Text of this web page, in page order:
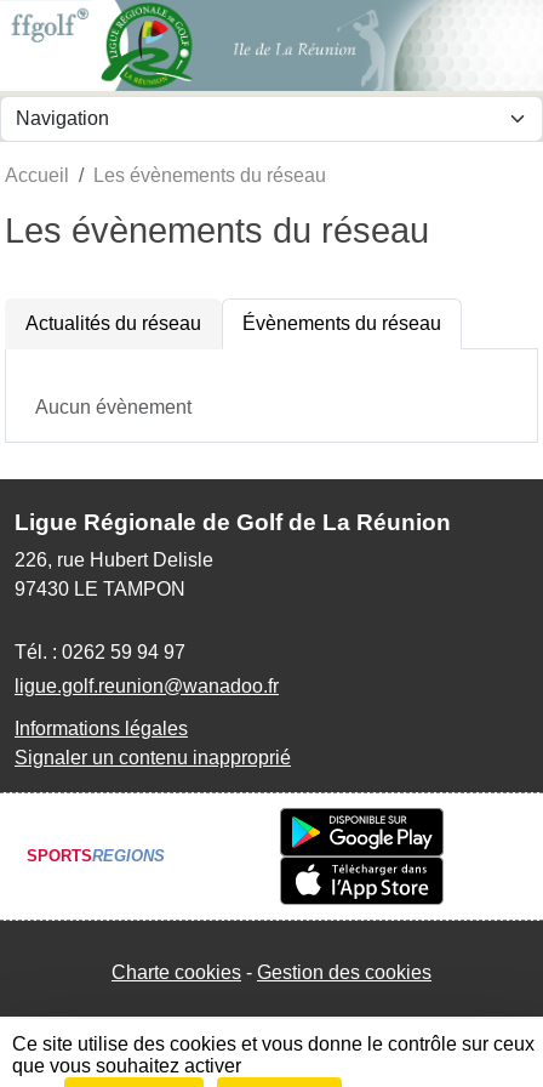
Accueil Les évènements du réseau
Les évènements du réseau
Actualités du réseau Évènements du réseau
Aucun évènement
Ligue Régionale de Golf de La Réunion
226, rue Hubert Delisle
97430 LE TAMPON
Tél. : 0262 59 94 97
ligue.golf.reunion@wanadoo.fr
Informations légales
Signaler un contenu inapproprié
SPORTSREGIONS
Charte cookies Gestion des cookies
Panneau de gestion des cookies
Ce site utilise des cookies et vous donne le contrôle sur ceux
que vous souhaitez activer